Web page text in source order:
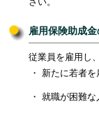
雇用保険助成
従業員を雇用し
・
新たに若者を
・ 就職が困難な